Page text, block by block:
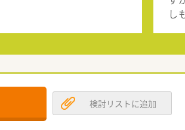
し
検討リストに追加